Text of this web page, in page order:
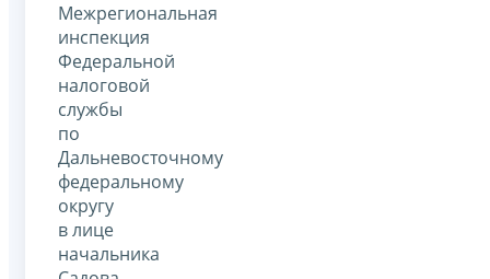
Межрегиональная
инспекция
Федеральной
налоговой
службы
по
Дальневосточному
федеральному
округу
в лице
начальника